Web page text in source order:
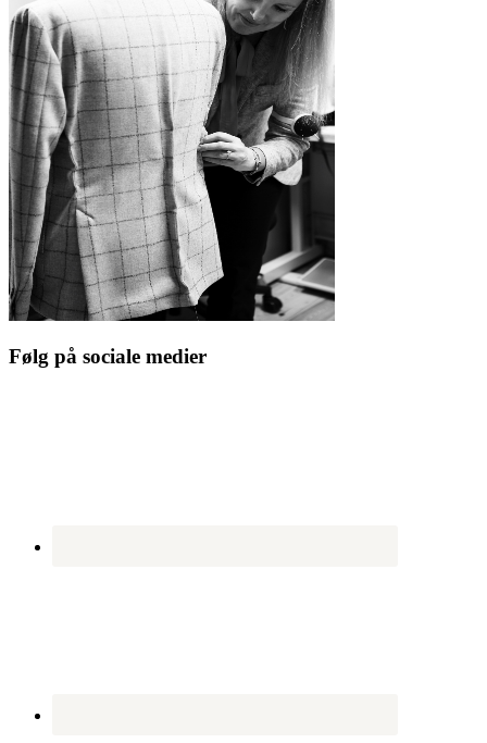
Følg på sociale medier